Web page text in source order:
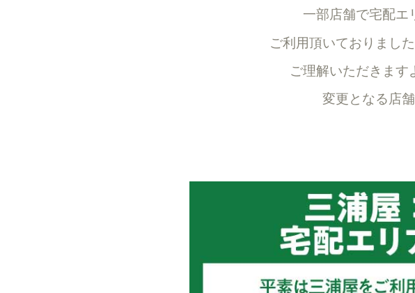
一部店舗で宅配エ
ご利用頂いておりまし
ご理解いただきます
変更となる店